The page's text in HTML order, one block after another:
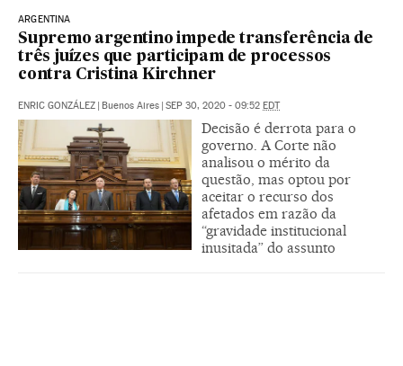
ARGENTINA
Supremo argentino impede transferência de
três juízes que participam de processos
contra Cristina Kirchner
ENRIC GONZÁLEZ | Buenos Aires | SEP 30, 2020 - 09:52 EDT
Decisão é derrota para o
governo. A Corte não
analisou o mérito da
questão, mas optou por
aceitar o recurso dos
afetados em razão da
“gravidade institucional
inusitada” do assunto